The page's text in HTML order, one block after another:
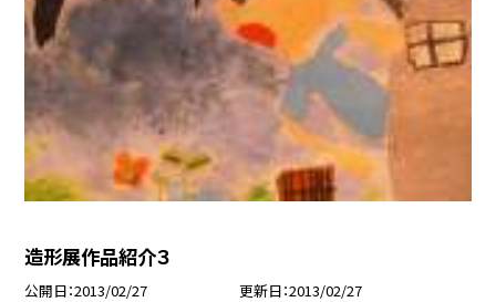
造形展作品紹介３
公開日 2013/02/27 更新日 2013/02/27